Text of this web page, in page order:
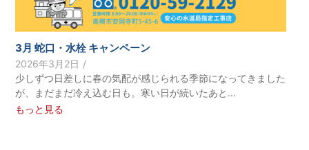
3月 蛇口・水栓 キャンペーン
2026年3月2日 /
少しずつ日差しに春の気配が感じられる季節になってきました
が、まだまだ冷え込む日も。寒い日が続いたあと...
もっと見る